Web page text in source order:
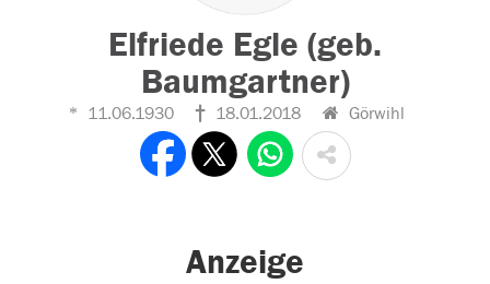
Elfriede Egle (geb.
Baumgartner)
11.06.1930 18.01.2018 Görwihl
Anzeige